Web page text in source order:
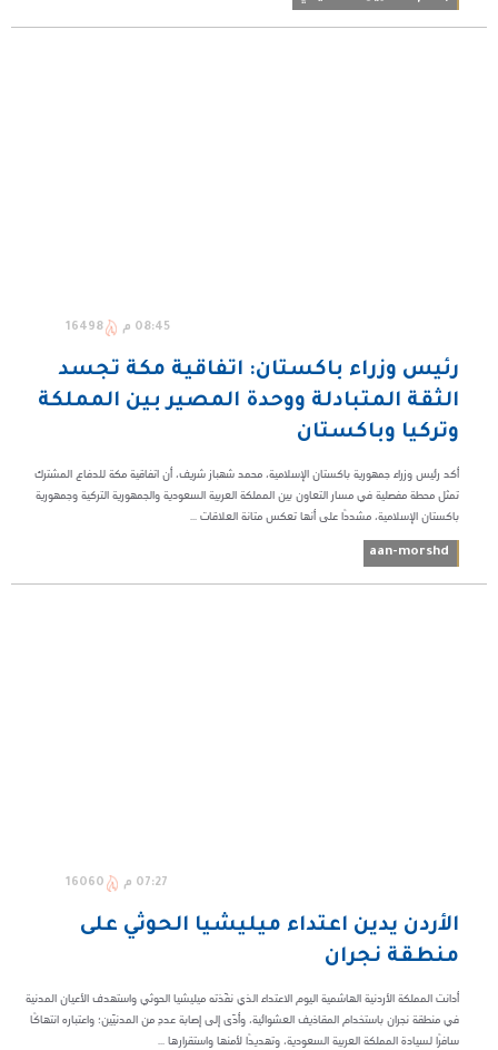
08:45 م 16498
رئيس وزراء باكستان: اتفاقية مكة تجسد
الثقة المتبادلة ووحدة المصير بين المملكة
وتركيا وباكستان
أكد رئيس وزراء جمهورية باكستان الإسلامية، محمد شهباز شريف، أن اتفاقية مكة للدفاع المشترك
تمثل محطة مفصلية في مسار التعاون بين المملكة العربية السعودية والجمهورية التركية وجمهورية
باكستان الإسلامية، مشددًا على أنها تعكس متانة العلاقات ...
aan-morshd
07:27 م 16060
الأردن يدين اعتداء ميليشيا الحوثي على
منطقة نجران
أدانت المملكة الأردنية الهاشمية اليوم الاعتداء الذي نفّذته ميليشيا الحوثي واستهدف الأعيان المدنية
في منطقة نجران باستخدام المقاذيف العشوائية، وأدّى إلى إصابة عددٍ من المدنيّين؛ واعتباره انتهاكًا
سافرًا لسيادة المملكة العربية السعودية، وتهديدًا لأمنها واستقرارها ...